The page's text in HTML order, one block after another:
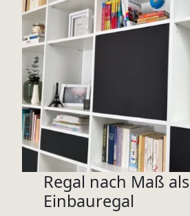
Regal nach Maß als
Einbauregal